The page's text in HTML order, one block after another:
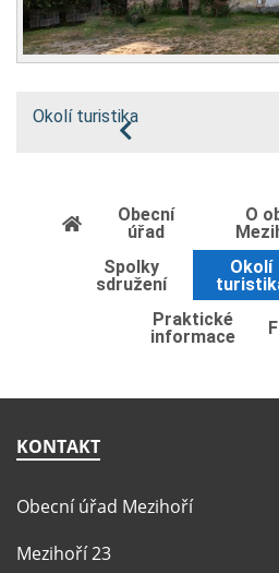
Okolí turistika
Obecní
úřad
O
Spolky
sdružení
Okolí
Praktické
informace
KONTAKT
Obecní úřad Mezihoří
Mezihoří 23